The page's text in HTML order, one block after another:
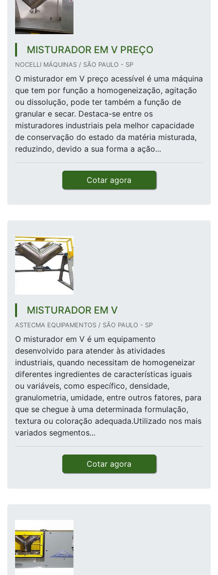
MISTURADOR EM V PREÇO
NOCELLI MÁQUINAS / SÃO PAULO - SP
O misturador em V preço acessível é uma máquina
que tem por função a homogeneização, agitação
ou dissolução, pode ter também a função de
granular e secar. Destaca-se entre os
misturadores industriais pela melhor capacidade
de conservação do estado da matéria misturada,
reduzindo, devido a sua forma a ação...
Cotar agora
MISTURADOR EM V
ASTECMA EQUIPAMENTOS / SÃO PAULO - SP
O misturador em V é um equipamento
desenvolvido para atender às atividades
industriais, quando necessitam de homogeneizar
diferentes ingredientes de características iguais
ou variáveis, como específico, densidade,
granulometria, umidade, entre outros fatores, para
que se chegue à uma determinada formulação,
textura ou coloração adequada.Utilizado nos mais
variados segmentos...
Cotar agora